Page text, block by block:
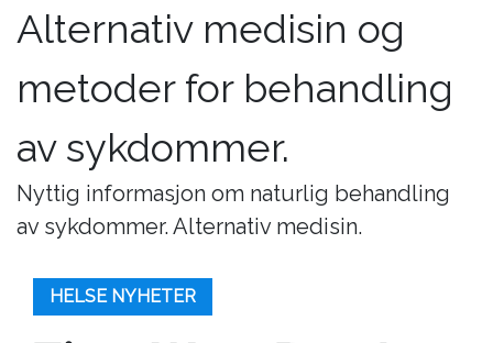
Alternativ medisin og
metoder for behandling
av sykdommer.
Nyttig informasjon om naturlig behandling
av sykdommer. Alternativ medisin.
HELSE NYHETER